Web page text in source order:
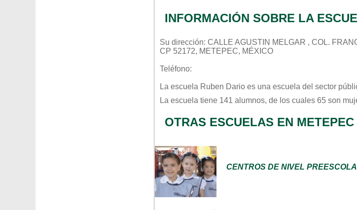
INFORMACIÓN SOBRE LA
Su dirección: CALLE AGUSTIN MELGAR , COL.
CP 52172, METEPEC, MÉXICO
Teléfono:
La escuela Ruben Dario es una escuela del sector
La escuela tiene 141 alumnos, de los cuales 65 son
OTRAS ESCUELAS EN METEPEC
CENTROS DE NIVEL